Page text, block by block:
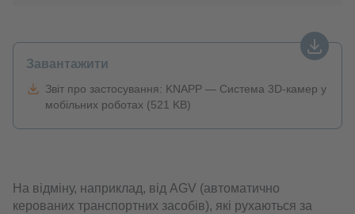
Завантажити
Звіт про застосування: KNAPP — Система 3D-камер у
мобільних роботах (521 KB)
На відміну, наприклад, від AGV (автоматично
керованих транспортних засобів), які рухаються за